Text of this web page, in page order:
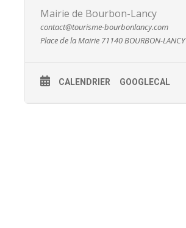
Mairie de Bourbon-Lancy
contact@tourisme-bourbonlancy.com
Place de la Mairie 71140 BOURBON-LANCY
CALENDRIER GOOGLECAL